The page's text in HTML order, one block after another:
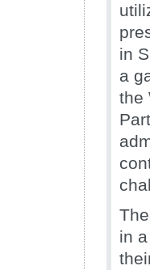
in
a
the
in